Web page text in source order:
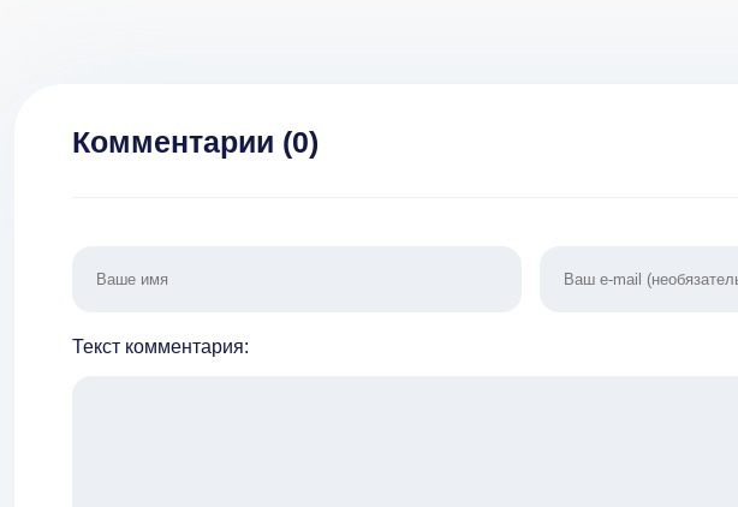
Комментарии (0)
Текст комментария: